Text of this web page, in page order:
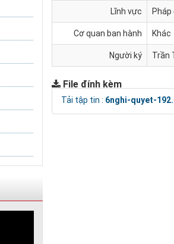
Lĩnh vực Pháp
Cơ quan ban hành Khác
Người ký Trần
File đính kèm
Tải tập tin : 6nghi-quyet-